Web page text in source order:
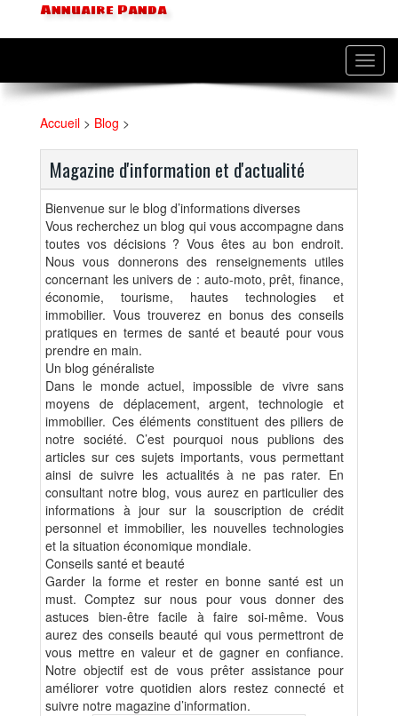
Annuaire Panda
Accueil > Blog >
Magazine d'information et d'actualité
Bienvenue sur le blog d’informations diverses
Vous recherchez un blog qui vous accompagne dans
toutes vos décisions ? Vous êtes au bon endroit.
Nous vous donnerons des renseignements utiles
concernant les univers de : auto-moto, prêt, finance,
économie, tourisme, hautes technologies et
immobilier. Vous trouverez en bonus des conseils
pratiques en termes de santé et beauté pour vous
prendre en main.
Un blog généraliste
Dans le monde actuel, impossible de vivre sans
moyens de déplacement, argent, technologie et
immobilier. Ces éléments constituent des piliers de
notre société. C’est pourquoi nous publions des
articles sur ces sujets importants, vous permettant
ainsi de suivre les actualités à ne pas rater. En
consultant notre blog, vous aurez en particulier des
informations à jour sur la souscription de crédit
personnel et immobilier, les nouvelles technologies
et la situation économique mondiale.
Conseils santé et beauté
Garder la forme et rester en bonne santé est un
must. Comptez sur nous pour vous donner des
astuces bien-être facile à faire soi-même. Vous
aurez des conseils beauté qui vous permettront de
vous mettre en valeur et de gagner en confiance.
Notre objectif est de vous prêter assistance pour
améliorer votre quotidien alors restez connecté et
suivre notre magazine d’information.